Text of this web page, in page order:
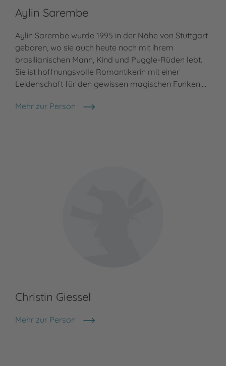
Aylin Sarembe
Aylin Sarembe wurde 1995 in der Nähe von Stuttgart
geboren, wo sie auch heute noch mit ihrem
brasilianischen Mann, Kind und Puggle-Rüden lebt.
Sie ist hoffnungsvolle Romantikerin mit einer
Leidenschaft für den gewissen magischen Funken.…
Mehr zur Person
Aylin Sarembe
Christin Giessel
Mehr zur Person
Christin Giessel